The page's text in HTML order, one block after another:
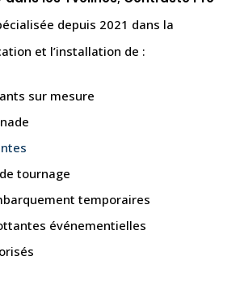
depuis 2021 dans la
et l’installation de :
sur mesure
tournage
temporaires
événementielles